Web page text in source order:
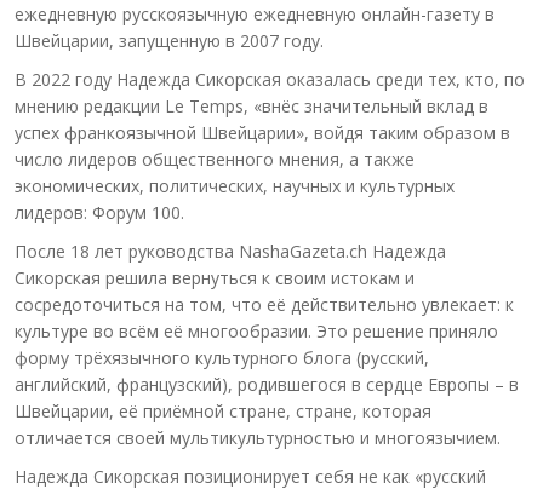
ежедневную русскоязычную ежедневную онлайн-газету в
Швейцарии, запущенную в 2007 году.
В 2022 году Надежда Сикорская оказалась среди тех, кто, по
мнению редакции Le Temps, «внёс значительный вклад в
успех франкоязычной Швейцарии», войдя таким образом в
число лидеров общественного мнения, а также
экономических, политических, научных и культурных
лидеров: Форум 100.
После 18 лет руководства NashaGazeta.ch Надежда
Сикорская решила вернуться к своим истокам и
сосредоточиться на том, что её действительно увлекает: к
культуре во всём её многообразии. Это решение приняло
форму трёхязычного культурного блога (русский,
английский, французский), родившегося в сердце Европы – в
Швейцарии, её приёмной стране, стране, которая
отличается своей мультикультурностью и многоязычием.
Надежда Сикорская позиционирует себя не как «русский